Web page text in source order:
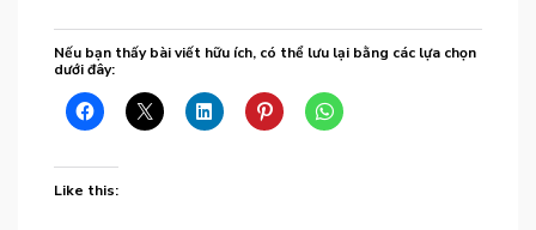
Nếu bạn thấy bài viết hữu ích, có thể lưu lại bằng các lựa chọn
dưới đây:
Like this: